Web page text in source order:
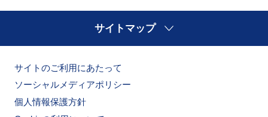
サイトマップ
サイトのご利用にあたって
ソーシャルメディアポリシー
個人情報保護方針